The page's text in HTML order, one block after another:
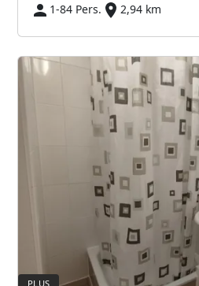
1-84 Pers.
2,94 km